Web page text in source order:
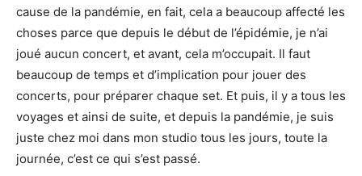
cause de la pandémie, en fait, cela a beaucoup affecté les
choses parce que depuis le début de l’épidémie, je n’ai
joué aucun concert, et avant, cela m’occupait. Il faut
beaucoup de temps et d’implication pour jouer des
concerts, pour préparer chaque set. Et puis, il y a tous les
voyages et ainsi de suite, et depuis la pandémie, je suis
juste chez moi dans mon studio tous les jours, toute la
journée, c’est ce qui s’est passé.